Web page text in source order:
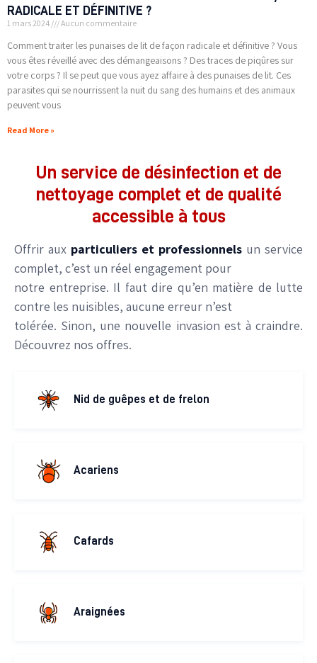
RADICALE ET DÉFINITIVE ?
1 mars 2024 Aucun commentaire
Comment traiter les punaises de lit de façon radicale et définitive ? Vous
vous êtes réveillé avec des démangeaisons ? Des traces de piqûres sur
votre corps ? Il se peut que vous ayez affaire à des punaises de lit. Ces
parasites qui se nourrissent la nuit du sang des humains et des animaux
peuvent vous
Read More »
Un service de désinfection et de
nettoyage complet et de qualité
accessible à tous
Offrir aux particuliers et professionnels un service
complet, c’est un réel engagement pour
notre entreprise. Il faut dire qu’en matière de lutte
contre les nuisibles, aucune erreur n’est
tolérée. Sinon, une nouvelle invasion est à craindre.
Découvrez nos offres.
Nid de guêpes et de frelon
Acariens
Cafards
Araignées